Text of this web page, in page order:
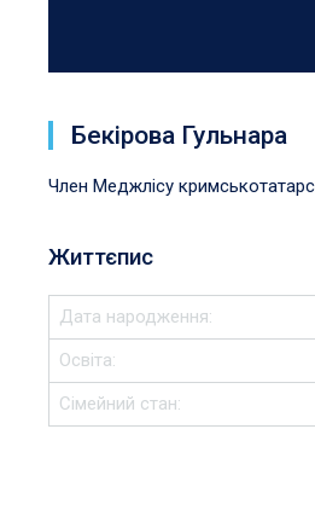
Бекірова Гульнара
Член Меджлісу
Життєпис
Дата народження:
Освіта:
Сімейний стан: